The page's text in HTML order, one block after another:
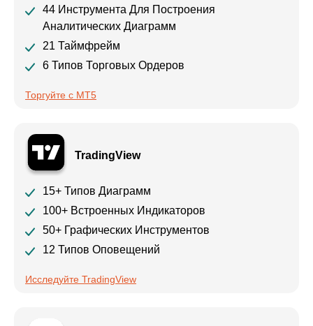
44 Инструмента Для Построения
Аналитических Диаграмм
21 Таймфрейм
6 Типов Торговых Ордеров
Торгуйте с MT5
TradingView
15+ Типов Диаграмм
100+ Встроенных Индикаторов
50+ Графических Инструментов
12 Типов Оповещений
Исследуйте TradingView